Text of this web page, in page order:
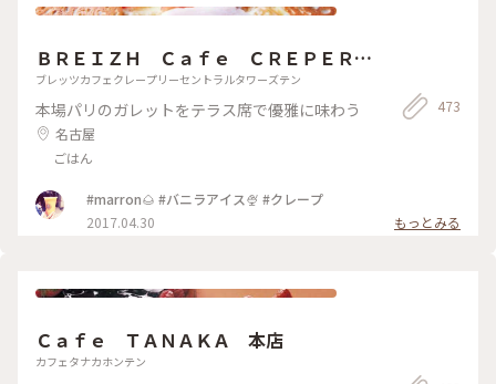
ＢＲＥＩＺＨ Ｃａｆｅ ＣＲＥＰＥＲＩ
Ｅ セントラルタワーズ店
ブレッツカフェクレープリーセントラルタワーズテン
本場パリのガレットをテラス席で優雅に味わう
名古屋
ごはん
473
#marron🌰 #バニラアイス🍨 #クレープ
2017.04.30
もっとみる
Ｃａｆｅ ＴＡＮＡＫＡ 本店
カフェタナカホンテン